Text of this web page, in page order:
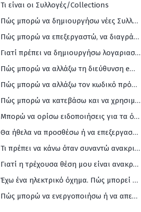
Τι είναι οι Συλλογές/Collections
Πώς μπορώ να δημιουργήσω νέες Συλλογές/Collections
Πώς μπορώ να επεξεργαστώ, να διαγράψω ή να διαχειριστώ τις Συλλογές μου;
Γιατί πρέπει να δημιουργήσω λογαριασμό HERE WeGo
Πώς μπορώ να αλλάξω τη διεύθυνση email μου
Πώς μπορώ να αλλάξω τον κωδικό πρόσβασής μου
Πώς μπορώ να κατεβάσω και να χρησιμοποιήσω χάρτες εκτός σύνδεσης
Μπορώ να ορίσω ειδοποιήσεις για τα όρια ταχύτητας
Θα ήθελα να προσθέσω ή να επεξεργαστώ τις πληροφορίες της επιχείρησής μου στους Χάρτες σας. Πώς πρέπει να προχωρήσω
Τι πρέπει να κάνω όταν συναντώ ανακριβή ή/και ελλιπή δεδομένα στους χάρτες WeGo
Γιατί η τρέχουσα θέση μου είναι ανακριβής
Έχω ένα ηλεκτρικό όχημα. Πώς μπορεί να με βοηθήσει το HERE WeGo;
Πώς μπορώ να ενεργοποιήσω ή να απενεργοποιήσω τις πληροφορίες κυκλοφορίας;